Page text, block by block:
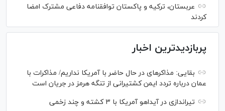
عربستان، ترکیه و پاکستان توافقنامه دفاعی مشترک امضا
کردند
پربازدیدترین اخبار
بقایی: مذاکره‎ای در حال حاضر با آمریکا نداریم/ مذاکرات با
عمان درباره تردد ایمن کشتیرانی از تنگه هرمز در جریان است
تیراندازی در آیداهو آمریکا با ۳ کشته و چند زخمی